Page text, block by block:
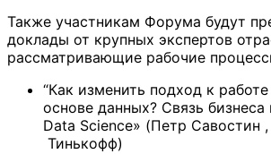
Также участникам Форума будут
доклады от крупных экспертов
рассматривающие рабочие
“Как изменить подход к
основе данных? Связь бизнеса
Data Science» (Петр Савостин
Тинькофф)